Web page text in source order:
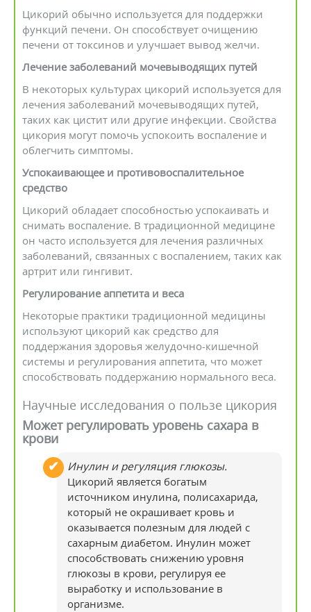
Цикорий обычно используется для поддержки
функций печени. Он способствует очищению
печени от токсинов и улучшает вывод желчи.
Лечение заболеваний мочевыводящих путей
В некоторых культурах цикорий используется для
лечения заболеваний мочевыводящих путей,
таких как цистит или другие инфекции. Свойства
цикория могут помочь успокоить воспаление и
облегчить симптомы.
Успокаивающее и противовоспалительное
средство
Цикорий обладает способностью успокаивать и
снимать воспаление. В традиционной медицине
он часто используется для лечения различных
заболеваний, связанных с воспалением, таких как
артрит или гингивит.
Регулирование аппетита и веса
Некоторые практики традиционной медицины
используют цикорий как средство для
поддержания здоровья желудочно-кишечной
системы и регулирования аппетита, что может
способствовать поддержанию нормального веса.
Научные исследования о пользе цикория
Может регулировать уровень сахара в
крови
Инулин и регуляция глюкозы.
Цикорий является богатым
источником инулина, полисахарида,
который не окрашивает кровь и
оказывается полезным для людей с
сахарным диабетом. Инулин может
способствовать снижению уровня
глюкозы в крови, регулируя ее
выработку и использование в
организме.